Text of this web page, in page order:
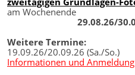
am Wochenende
29.08.26/
Weitere Termine:
19.09.26/20.09.26 (Sa./So.)
Informationen und Anmeldung